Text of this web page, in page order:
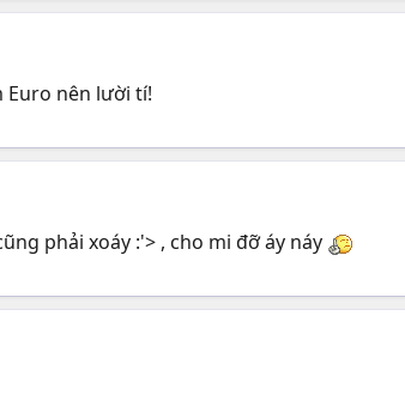
Euro nên lười tí!
phải xoáy :'> , cho mi đỡ áy náy